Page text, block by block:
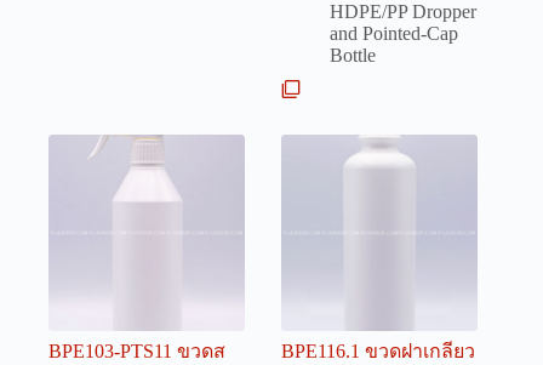
HDPE/PP Dropper
and Pointed-Cap
Bottle
BPE103-PTS11 ขวดส
BPE116.1 ขวดฝาเกลียว